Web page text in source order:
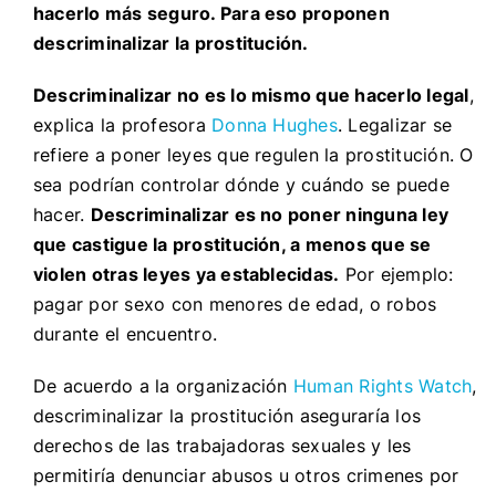
hacerlo más seguro. Para eso proponen
descriminalizar la prostitución.
Descriminalizar no es lo mismo que hacerlo legal,
explica la profesora Donna Hughes. Legalizar se
refiere a poner leyes que regulen la prostitución. O
sea podrían controlar dónde y cuándo se puede
hacer. Descriminalizar es no poner ninguna ley
que castigue la prostitución, a menos que se
violen otras leyes ya establecidas. Por ejemplo:
pagar por sexo con menores de edad, o robos
durante el encuentro.
De acuerdo a la organización Human Rights Watch,
descriminalizar la prostitución aseguraría los
derechos de las trabajadoras sexuales y les
permitiría denunciar abusos u otros crimenes por